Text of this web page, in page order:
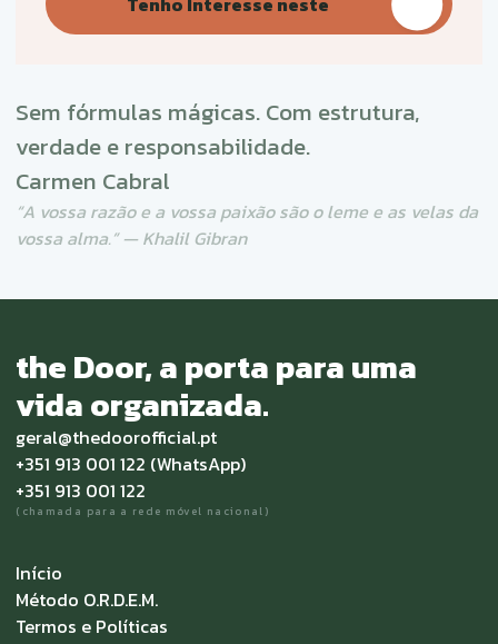
Estratégia
Experiência híbrida com sessão presencial e
consolidação online. Espaço mais aprofundado para
alinhar emoção e estratégia com aplicação prática
Sem fórmulas mágicas. Com estrutura,
verdade e responsabilidade.
Carmen Cabral
“A vossa razão e a vossa paixão são o leme e as
vossa alma.” — Khalil Gibran